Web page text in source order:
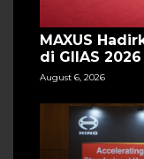
MAXUS
di GIIAS 2026
August 6, 2026